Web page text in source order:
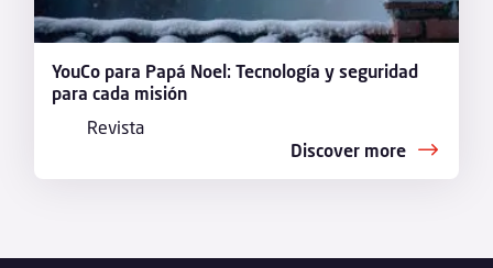
YouCo para Papá Noel: Tecnología y seguridad
para cada misión
Revista
Discover more